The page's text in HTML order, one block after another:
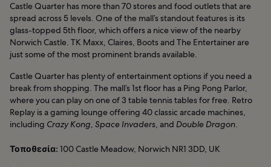
Castle Quarter has more than 70 stores and food outlets that are
spread across 5 levels. One of the mall’s standout features is its
glass-topped 5th floor, which offers a nice view of the nearby
Norwich Castle. TK Maxx, Claires, Boots and The Entertainer are
just some of the most prominent brands available.
Castle Quarter has plenty of entertainment options if you need a
break from shopping. The mall’s 1st floor has a Ping Pong Parlor,
where you can play on one of 3 table tennis tables for free. Retro
Replay is a gaming lounge offering 40 classic arcade machines,
including Crazy Kong, Space Invaders, and Double Dragon.
Τοποθεσία: 100 Castle Meadow, Norwich NR1 3DD, UK